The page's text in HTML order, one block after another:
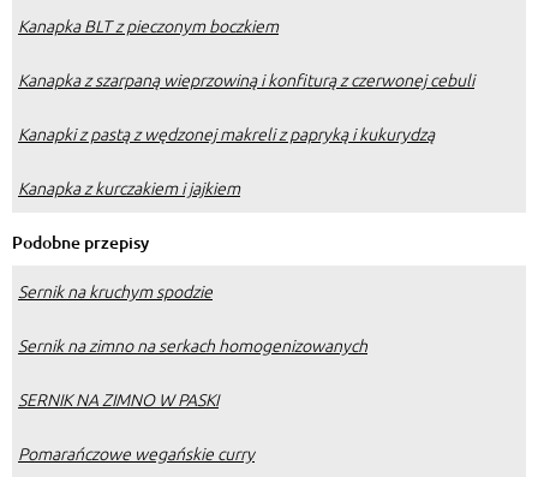
Kanapka BLT z pieczonym boczkiem
Kanapka z szarpaną wieprzowiną i konfiturą z czerwonej cebuli
Kanapki z pastą z wędzonej makreli z papryką i kukurydzą
Kanapka z kurczakiem i jajkiem
Podobne przepisy
Sernik na kruchym spodzie
Sernik na zimno na serkach homogenizowanych
SERNIK NA ZIMNO W PASKI
Pomarańczowe wegańskie curry